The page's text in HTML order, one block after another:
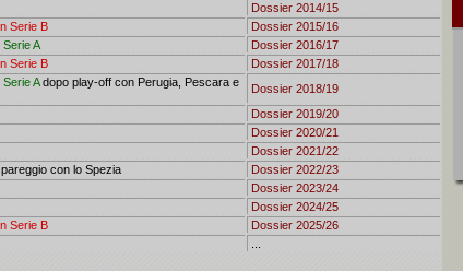
Dossier 2014/15
Serie B
Dossier 2015/16
Serie A
Dossier 2016/17
Serie B
Dossier 2017/18
Adopo play-off con Perugia, Pescara e
Dossier 2018/19
Dossier 2019/20
Dossier 2020/21
Dossier 2021/22
con lo Spezia
Dossier 2022/23
Dossier 2023/24
Dossier 2024/25
Serie B
Dossier 2025/26
...